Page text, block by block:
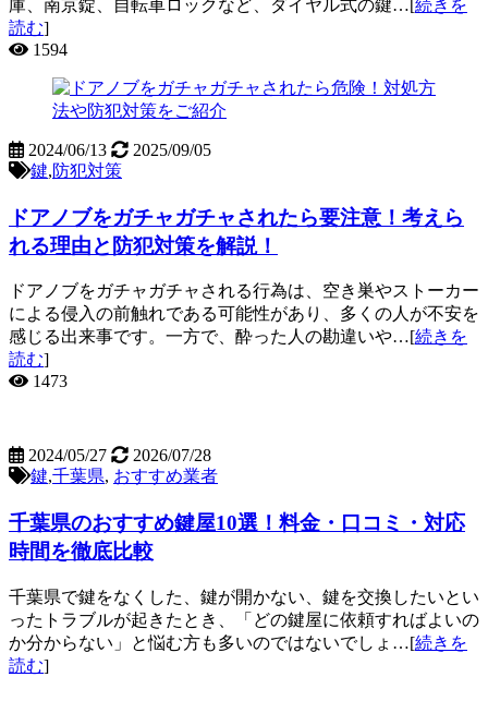
庫、南京錠、自転車ロックなど、ダイヤル式の鍵…[ 続きを
読む]
1594
2024/06/13
2025/09/05
鍵,防犯対策
ドアノブをガチャガチャされたら要注意！考えら
れる理由と防犯対策を解説！
ドアノブをガチャガチャされる行為は、空き巣やストーカー
による侵入の前触れである可能性があり、多くの人が不安を
感じる出来事です。一方で、酔った人の勘違いや…[続きを
読む]
1473
2024/05/27
2026/07/28
鍵,千葉県, おすすめ業者
千葉県のおすすめ鍵屋10選！料金・口コミ・対応
時間を徹底比較
千葉県で鍵をなくした、鍵が開かない、鍵を交換したいとい
ったトラブルが起きたとき、「どの鍵屋に依頼すればよいの
か分からない」と悩む方も多いのではないでしょ…[続きを
読む]